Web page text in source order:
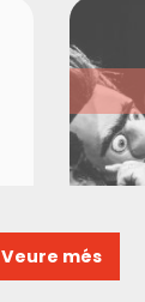
Veure més